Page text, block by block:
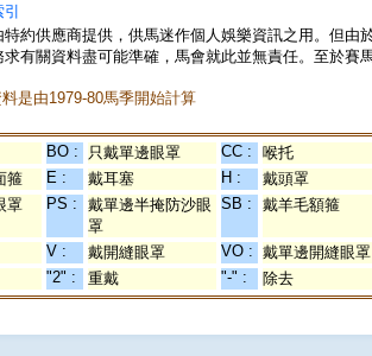
約供應商提供，供馬迷作個人娛樂資訊之用。但
求有關資料盡可能準確，馬會就此並無責任。至於賽
是由1979-80馬季開始計算
BO : 只戴單邊眼罩 CC :
喉托
箍 E : 戴耳塞 H :
戴頭罩
罩 PS :
戴單邊半掩防沙眼
罩
SB : 戴羊毛額箍
V : 戴開縫眼罩 VO : 戴單邊開縫眼罩
"2" : 重戴 "-" : 除去